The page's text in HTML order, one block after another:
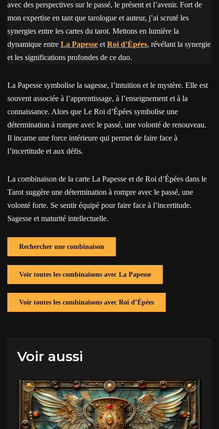
avec des perspectives sur le passé, le présent et l’avenir. Fort de
mon expertise en tant que tarologue et auteur, j’ai scruté les
synergies entre les cartes du tarot. Mettons en lumière la
dynamique entre La Papesse et Roi d’Épées, révélant la synergie
et les significations profondes de ce duo.
La Papesse symbolise la sagesse, l’intuition et le mystère. Elle est
souvent associée à l’apprentissage, à l’enseignement et à la
connaissance. Alors que Le Roi d’Épées symbolise une
détermination à rompre avec le passé, une volonté de renouveau.
Il incarne une force intérieure qui permet de faire face à
l’incertitude et aux défis.
La combinaison de la carte La Papesse et de Roi d’Épées dans le
Tarot suggère une détermination à rompre avec le passé, une
volonté forte. Se sentir équipé pour faire face à l’incertitude.
Sagesse et maturité intellectuelle.
Rechercher une combinaison
Voir toutes les combinaisons avec La Papesse
Voir toutes les combinaisons avec Roi d’Épées
Voir aussi